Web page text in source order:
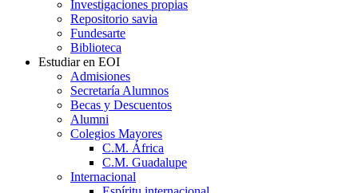
Investigaciones propias
Repositorio savia
Fundesarte
Biblioteca
Estudiar en EOI
Admisiones
Secretaría Alumnos
Becas y Descuentos
Alumni
Colegios Mayores
C.M. África
C.M. Guadalupe
Internacional